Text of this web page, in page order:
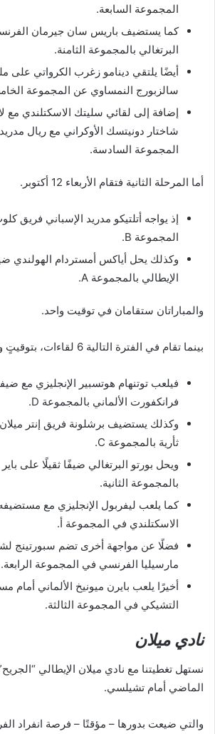
المجموعة السابعة.
كما يستضيف باريس سان جيرمان
البرتغالي بالمجموعة الثامنة.
أيضًا يلتقي دينامو زغرب الكرواتي على
سالزبورج النمساوي عن المجموعة
إضافة إلى لقائي سليتك الاسكتلندي مع
شاختار دونيتسك الأوكراني مع ريال
المجموعة السادسة.
أما المرحلة الثانية فتقام الأربعاء 12 أكتوبر.
إذ يواجه أتلتيكو مدريد الإسباني فريق
المجموعة B.
وكذلك يحل أياكس أمستردام الهولندي
الإيطالي بالمجموعة A.
والمباراتان ستقامان في توقيت واحد.
بينما تقام في الفترة التالية 6 لقاءات، بتوقيتٍ واحدٍ أيضًا.
فيلعب توتنهام هوتسبير الإنجليزي مع
فرانكفورت الألماني بالمجموعة D.
وكذلك يستضيف برشلونة فريق إنتر
ثأرية بالمجموعة C.
ويحل بورتو البرتغالي ضيفًا ثقيلًا على
بالمجموعة الثانية.
كما يلعب ليفربول الإنجليزي مع
الاسكتلندي في المجموعة أ.
فضلًا عن مواجهة أخرى تضم سبورتينج
مارسيليا الفرنسي في المجموعة الرابعة.
أخيرًا يلعب بايرن ميونيخ الألماني أمام
التشيكي في المجموعة الثالثة.
نادي ميلان
نستهل تغطيتنا مع نادي ميلان الإيطالي
الماضي أمام تشيلسي.
والتي ضيعت بدورها – مؤقتًا – فرصة انفراد